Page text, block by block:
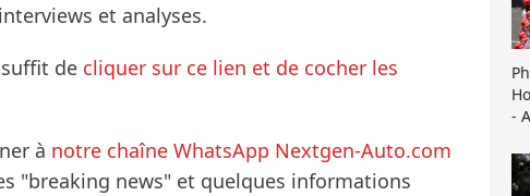
et analyses.
suffit de cliquer sur ce lien et de cocher les
à notre chaîne WhatsApp Nextgen-Auto.com
"breaking news" et quelques informations
-